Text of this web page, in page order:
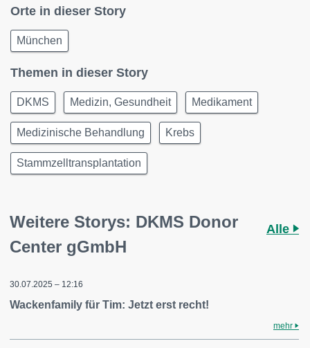
Orte in dieser Story
München
Themen in dieser Story
DKMS Medizin, Gesundheit Medikament
Medizinische Behandlung Krebs
Stammzelltransplantation
Weitere Storys: DKMS Donor
Center gGmbH
Alle
30.07.2025 – 12:16
Wackenfamily für Tim: Jetzt erst recht!
mehr